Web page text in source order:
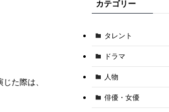
た際は、
カテゴリー
タレント
ドラマ
人物
俳優・女優